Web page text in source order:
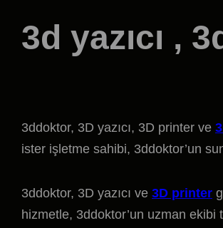
3d yazıcı ,
3ddoktor, 3D yazıcı, 3D printer ve
ister işletme sahibi, 3ddoktor’un
3ddoktor, 3D yazıcı ve 3D printer
hizmetle, 3ddoktor’un uzman ekibi